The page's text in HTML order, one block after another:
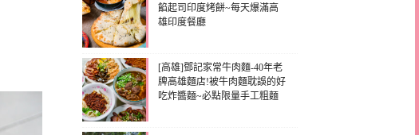
餡起司印度烤餅~每天爆滿高
雄印度餐廳
[高雄]鄧記家常牛肉麵-40年老
牌高雄麵店!被牛肉麵耽誤的好
吃炸醬麵~必點限量手工粗麵